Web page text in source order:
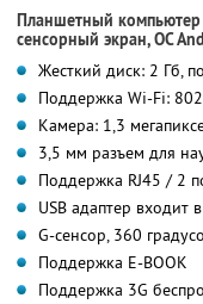
Планшетный компьютер
сенсорный экран, OC
Жесткий диск: 2 Гб,
Поддержка Wi-Fi:
Камера: 1,3
3,5 мм разъем для
Поддержка RJ45 / 2
USB адаптер входит
G-сенсор, 360
Поддержка E-BOOK
Поддержка 3G